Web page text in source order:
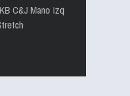
C&J Mano Izq